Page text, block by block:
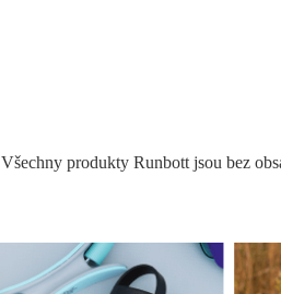
Všechny produkty Runbott jsou bez